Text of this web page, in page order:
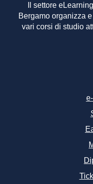
Il settore
Bergamo organizza
vari corsi di studio